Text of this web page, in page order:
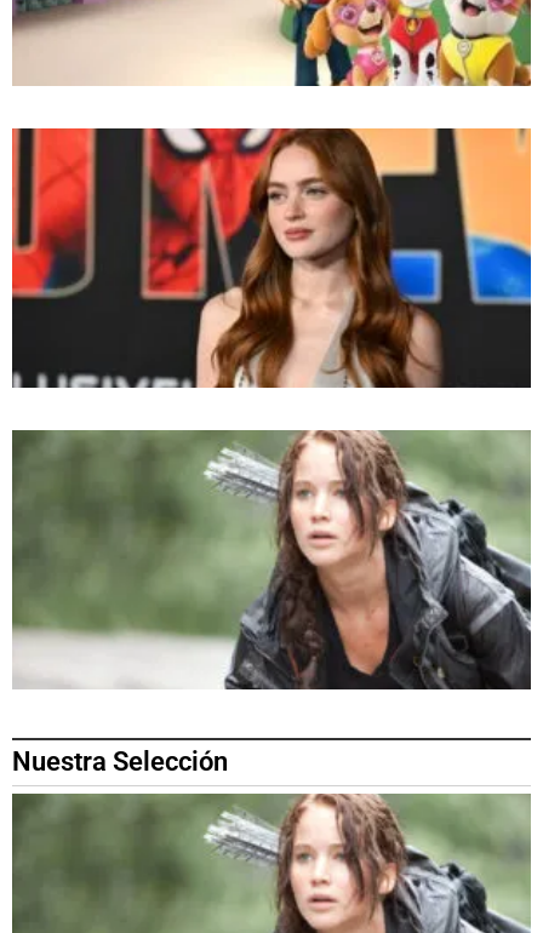
Nuestra Selección